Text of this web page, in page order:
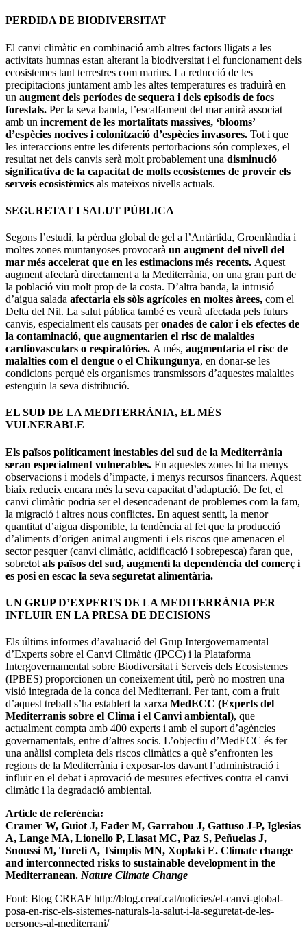
PERDIDA DE BIODIVERSITAT
El canvi climàtic en combinació amb altres factors lligats a les
activitats humnas estan alterant la biodiversitat i el funcionament dels
ecosistemes tant terrestres com marins. La reducció de les
precipitacions juntament amb les altes temperatures es traduirà en
un augment dels períodes de sequera i dels episodis de focs
forestals. Per la seva banda, l’escalfament del mar anirà associat
amb un increment de les mortalitats massives, ‘blooms’
d’espècies nocives i colonització d’espècies invasores. Tot i que
les interaccions entre les diferents pertorbacions són complexes, el
resultat net dels canvis serà molt probablement una disminució
significativa de la capacitat de molts ecosistemes de proveir els
serveis ecosistèmics als mateixos nivells actuals.
SEGURETAT I SALUT PÚBLICA
Segons l’estudi, la pèrdua global de gel a l’Antàrtida, Groenlàndia i
moltes zones muntanyoses provocarà un augment del nivell del
mar més accelerat que en les estimacions més recents. Aquest
augment afectarà directament a la Mediterrània, on una gran part de
la població viu molt prop de la costa. D’altra banda, la intrusió
d’aigua salada afectaria els sòls agrícoles en moltes àrees, com el
Delta del Nil. La salut pública també es veurà afectada pels futurs
canvis, especialment els causats peronades de calor i els efectes de
la contaminació, que augmentarien el risc de malalties
cardiovasculars o respiratòries. A més, augmentaria el risc de
malalties com el dengue o el Chikungunya, en donar-se les
condicions perquè els organismes transmissors d’aquestes malalties
estenguin la seva distribució.
EL SUD DE LA MEDITERRÀNIA, EL MÉS
VULNERABLE
Els països políticament inestables del sud de la Mediterrània
seran especialment vulnerables. En aquestes zones hi ha menys
observacions i models d’impacte, i menys recursos financers. Aquest
biaix redueix encara més la seva capacitat d’adaptació. De fet, el
canvi climàtic podria ser el desencadenant de problemes com la fam,
la migració i altres nous conflictes. En aquest sentit, la menor
quantitat d’aigua disponible, la tendència al fet que la producció
d’aliments d’origen animal augmenti i els riscos que amenacen el
sector pesquer (canvi climàtic, acidificació i sobrepesca) faran que,
sobretot als països del sud, augmenti la dependència del comerç i
es posi en escac la seva seguretat alimentària.
UN GRUP D’EXPERTS DE LA MEDITERRÀNIA PER
INFLUIR EN LA PRESA DE DECISIONS
Els últims informes d’avaluació del Grup Intergovernamental
d’Experts sobre el Canvi Climàtic (IPCC) i la Plataforma
Intergovernamental sobre Biodiversitat i Serveis dels Ecosistemes
(IPBES) proporcionen un coneixement útil, però no mostren una
visió integrada de la conca del Mediterrani. Per tant, com a fruit
d’aquest treball s’ha establert la xarxa MedECC (Experts del
Mediterranis sobre el Clima i el Canvi ambiental), que
actualment compta amb 400 experts i amb el suport d’agències
governamentals, entre d’altres socis. L’objectiu d’MedECC és fer
una anàlisi completa dels riscos climàtics a què s’enfronten les
regions de la Mediterrània i exposar-los davant l’administració i
influir en el debat i aprovació de mesures efectives contra el canvi
climàtic i la degradació ambiental.
Article de referència:
Cramer W, Guiot J, Fader M, Garrabou J, Gattuso J-P, Iglesias
A, Lange MA, Lionello P, Llasat MC, Paz S, Peñuelas J,
Snoussi M, Toreti A, Tsimplis MN, Xoplaki E. Climate change
and interconnected risks to sustainable development in the
Mediterranean. Nature Climate Change
Font: Blog CREAF http://blog.creaf.cat/noticies/el-canvi-global-
posa-en-risc-els-sistemes-naturals-la-salut-i-la-seguretat-de-les-
persones-al-mediterrani/